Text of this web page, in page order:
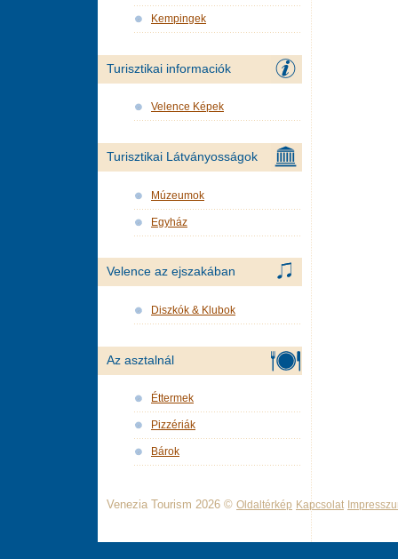
Kempingek
Turisztikai informaciók
Velence Képek
Turisztikai Látványosságok
Múzeumok
Egyház
Velence az ejszakában
Diszkók & Klubok
Az asztalnál
Éttermek
Pizzériák
Bárok
Venezia Tourism 2026 © Oldaltérkép Kapcsolat